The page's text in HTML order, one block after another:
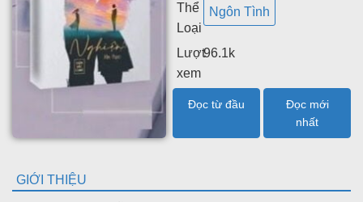
Thể
Loại
Ngôn Tình
Lượt
xem
96.1k
Đọc từ đầu
Đọc mới
nhất
GIỚI THIỆU